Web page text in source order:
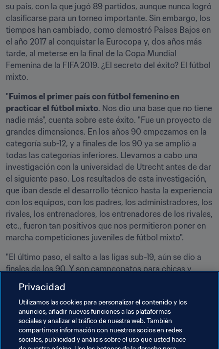
su país, con la que jugó 89 partidos, aunque nunca logró
clasificarse para un torneo importante. Sin embargo, los
tiempos han cambiado, como demostró Países Bajos en
el año 2017 al conquistar la Eurocopa y, dos años más
tarde, al meterse en la final de la Copa Mundial
Femenina de la FIFA 2019. ¿El secreto del éxito? El fútbol
mixto.
" Fuimos el primer país con fútbol femenino en
practicar el fútbol mixto. Nos dio una base que no tiene
nadie más", cuenta sobre este éxito. "Fue un proyecto de
grandes dimensiones. En los años 90 empezamos en la
categoría sub-12, y a finales de los 90 ya se amplió a
todas las categorías inferiores. Llevamos a cabo una
investigación con la universidad de Utrecht antes de dar
el siguiente paso. Los resultados de esta investigación,
que iban desde el desarrollo técnico hasta la experiencia
con los equipos, con los padres, los administradores, los
rivales, los entrenadores, los entrenadores de los rivales,
etc., fueron tan positivos que nos permitieron poner en
marcha competiciones juveniles de fútbol mixto".
"El último paso, el salto a las ligas sub-19, aún se dio a
finales de los 90. Y son campeonatos para chicas y
selección, que se sigue beneficiando de ello a día de
hoy, porque todas las internacionales del momento han
pasado por esas ligas. Todas y cada una de ellas han
jugado con chicos y contra chicos".
Privacidad
Utilizamos las cookies para personalizar el contenido y los
anuncios, añadir nuevas funciones a las plataformas
sociales y analizar el tráfico de nuestra web. También
compartimos información con nuestros socios en redes
sociales, publicidad y análisis sobre el uso que usted hace